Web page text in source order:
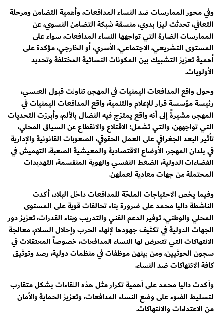
وفي محور الممارسات ضد النساء المدافعات، وأهمية التضامن ومرحلة
التعافي، تحدثت ليزا بدوي، منسقة شبكة التضامن النسوي، عن
الممارسات الضارة التي تواجهها النساء المدافعات، سواء على
المستوى التشريعي، الاجتماعي، الأسري، أو الخارجي، مؤكدة على
أهمية تعزيز التشبيك بين المكونات النسائية المختلفة وتحديد
الأولويات.
وحول واقع المدافعات اليمنيات في المهجر، تناولت قبول العبسي،
رئيسة مؤسسة قرار للإعلام والتنمية، واقع المدافعات اليمنيات في
المهجر، مشيرةً إلى أنه واقع يمتزج فيه النضال بالألم، وأبرزت التحديات
التي تواجههن، والتي تشمل: الاقتلاع والانقطاع عن السياق المحلي،
تأثير البعد الجغرافي على العمل الحقوقي، الصعوبات القانونية والإدارية
في بلدان المهجر، الأوضاع الاقتصادية والمعيشية الصعبة، التهميش في
الفضاءات الدولية، الضغط النفسي والهوية المنقسمة، التهديدات
المحتملة من جهات معادية لعملهن.
وفيما يخص الاحتياجات الملحّة للمدافعات داخل البلاد، أكدت
الناشطة داليا محمد على ضرورة بناء تحالفات قوية على المستوى
المحلي والوطني، توفير الدعم الفني والتدريب وبناء القدرات، تعزيز دور
الجهات الدولية في تكثيف جهودها لإنهاء الحرب وإحلال السلام، معالجة
الانتهاكات التي تتعرض لها النساء المدافعات، خصوصاً المعتقلات في
سجون الحوثيين، ومن بينهن موظفات في منظمات دولية، رصد وتوثيق
كافة الانتهاكات ضد النساء.
وأكدت داليا محمد على أهمية تكرار مثل هذه اللقاءات بشكل متقارب
لتسليط الضوء على وضع النساء المدافعات، وتعزيز الحماية والأمان
من الاعتداءات والانتهاكات.